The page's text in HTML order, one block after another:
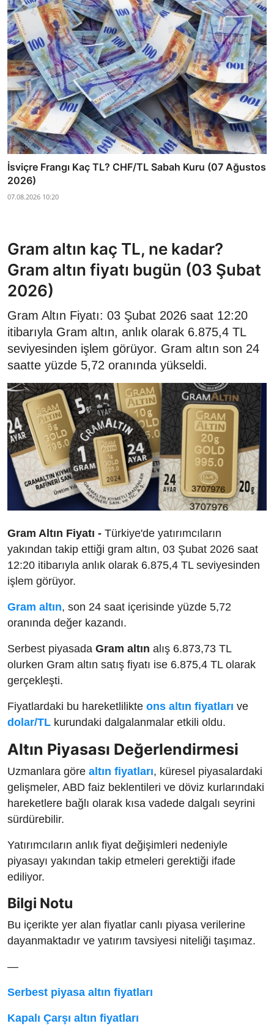
İsviçre Frangı Kaç TL? CHF/TL Sabah Kuru (07 Ağustos
2026)
07.08.2026 10:20
Gram altın kaç TL, ne kadar?
Gram altın fiyatı bugün (03 Şubat
2026)
Gram Altın Fiyatı: 03 Şubat 2026 saat 12:20
itibarıyla Gram altın, anlık olarak 6.875,4 TL
seviyesinden işlem görüyor. Gram altın son 24
saatte yüzde 5,72 oranında yükseldi.
Gram Altın Fiyatı - Türkiye'de yatırımcıların
yakından takip ettiği gram altın, 03 Şubat 2026 saat
12:20 itibarıyla anlık olarak 6.875,4 TL seviyesinden
işlem görüyor.
Gram altın, son 24 saat içerisinde yüzde 5,72
oranında değer kazandı.
Serbest piyasada Gram altın alış 6.873,73 TL
olurken Gram altın satış fiyatı ise 6.875,4 TL olarak
gerçekleşti.
Fiyatlardaki bu hareketlilikte ons altın fiyatları ve
dolar/TL kurundaki dalgalanmalar etkili oldu.
Altın Piyasası Değerlendirmesi
Uzmanlara göre altın fiyatları, küresel piyasalardaki
gelişmeler, ABD faiz beklentileri ve döviz kurlarındaki
hareketlere bağlı olarak kısa vadede dalgalı seyrini
sürdürebilir.
Yatırımcıların anlık fiyat değişimleri nedeniyle
piyasayı yakından takip etmeleri gerektiği ifade
ediliyor.
Bilgi Notu
Bu içerikte yer alan fiyatlar canlı piyasa verilerine
dayanmaktadır ve yatırım tavsiyesi niteliği taşımaz.
—
Serbest piyasa altın fiyatları
Kapalı Çarşı altın fiyatları